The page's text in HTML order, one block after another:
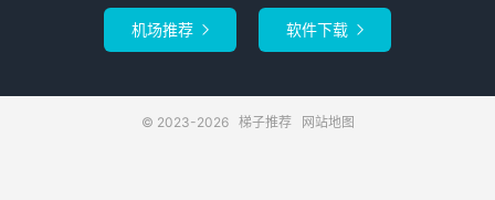
机场推荐  软件下载 
© 2023-2026 梯子推荐 网站地图